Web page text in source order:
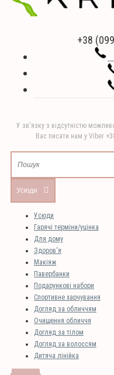
+38
У зв'язку з відсутністю
Вас писати нам у Viber
Усюди
Усюди
Гарячі терміни/уцінка
Для дому
Здоров'я
Макіяж
Павербанки
Подарункові набори
Спортивне харчування
Догляд за обличчям
Очищення обличчя
Догляд за тілом
Догляд за волоссям
Дитяча лінійка